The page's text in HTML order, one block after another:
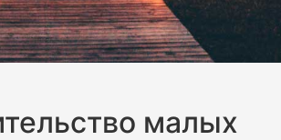
малых